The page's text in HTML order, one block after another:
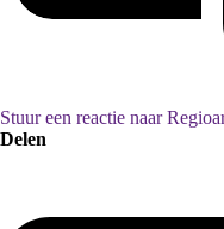
Stuur een reactie naar
Delen